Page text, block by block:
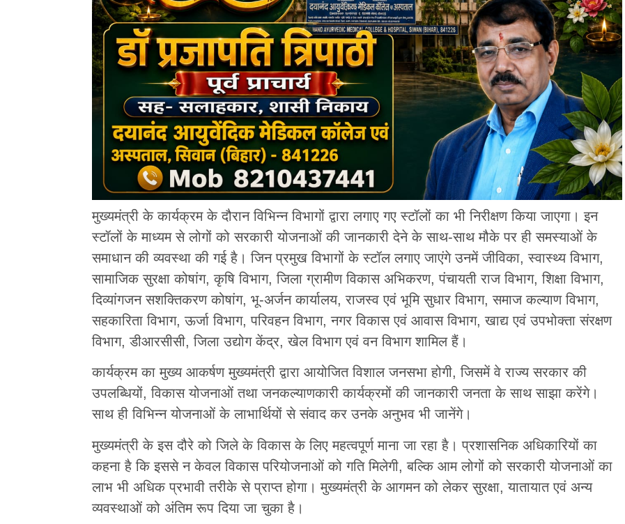
मुख्यमंत्री के कार्यक्रम के दौरान विभिन्न विभागों द्वारा लगाए गए स्टॉलों का भी निरीक्षण किया जाएगा। इन
स्टॉलों के माध्यम से लोगों को सरकारी योजनाओं की जानकारी देने के साथ-साथ मौके पर ही समस्याओं के
समाधान की व्यवस्था की गई है। जिन प्रमुख विभागों के स्टॉल लगाए जाएंगे उनमें जीविका, स्वास्थ्य विभाग,
सामाजिक सुरक्षा कोषांग, कृषि विभाग, जिला ग्रामीण विकास अभिकरण, पंचायती राज विभाग, शिक्षा विभाग,
दिव्यांगजन सशक्तिकरण कोषांग, भू-अर्जन कार्यालय, राजस्व एवं भूमि सुधार विभाग, समाज कल्याण विभाग,
सहकारिता विभाग, ऊर्जा विभाग, परिवहन विभाग, नगर विकास एवं आवास विभाग, खाद्य एवं उपभोक्ता संरक्षण
विभाग, डीआरसीसी, जिला उद्योग केंद्र, खेल विभाग एवं वन विभाग शामिल हैं।
कार्यक्रम का मुख्य आकर्षण मुख्यमंत्री द्वारा आयोजित विशाल जनसभा होगी, जिसमें वे राज्य सरकार की
उपलब्धियों, विकास योजनाओं तथा जनकल्याणकारी कार्यक्रमों की जानकारी जनता के साथ साझा करेंगे।
साथ ही विभिन्न योजनाओं के लाभार्थियों से संवाद कर उनके अनुभव भी जानेंगे।
मुख्यमंत्री के इस दौरे को जिले के विकास के लिए महत्वपूर्ण माना जा रहा है। प्रशासनिक अधिकारियों का
कहना है कि इससे न केवल विकास परियोजनाओं को गति मिलेगी, बल्कि आम लोगों को सरकारी योजनाओं का
लाभ भी अधिक प्रभावी तरीके से प्राप्त होगा। मुख्यमंत्री के आगमन को लेकर सुरक्षा, यातायात एवं अन्य
व्यवस्थाओं को अंतिम रूप दिया जा चुका है।